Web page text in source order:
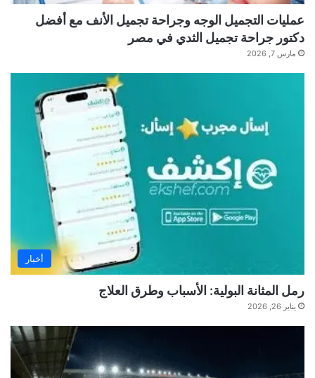
عمليات التجميل الوجه وجراحة تجميل الأنف مع أفضل
دكتور جراحة تجميل الثدي في مصر
مارس 7, 2026
أخبار
رمل المثانة البولية: الأسباب وطرق العلاج
يناير 26, 2026